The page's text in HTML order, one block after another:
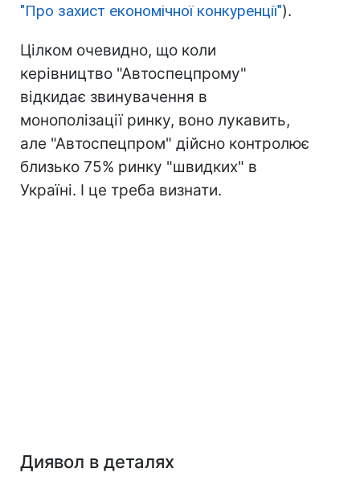
"Про захист економічної конкуренції").
Цілком очевидно, що коли
керівництво "Автоспецпрому"
відкидає звинувачення в
монополізації ринку, воно лукавить,
але "Автоспецпром" дійсно контролює
близько 75% ринку "швидких" в
Україні. І це треба визнати.
Диявол в деталях